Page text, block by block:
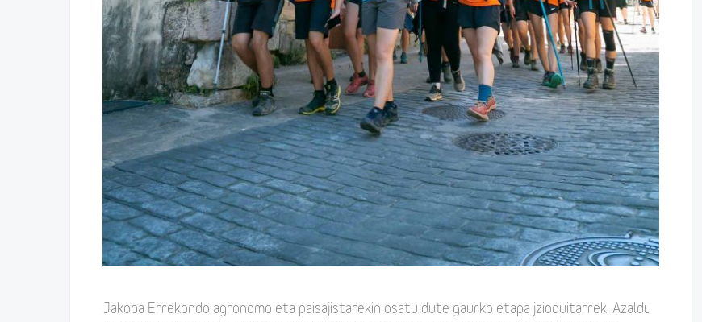
Jakoba Errekondo agronomo eta paisajistarekin osatu dute gaurko etapa jzioquitarrek. Azaldu